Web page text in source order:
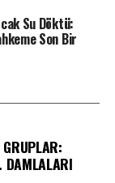
Su Döktü:
Son Bir
GRUPLAR:
DAMLALARI